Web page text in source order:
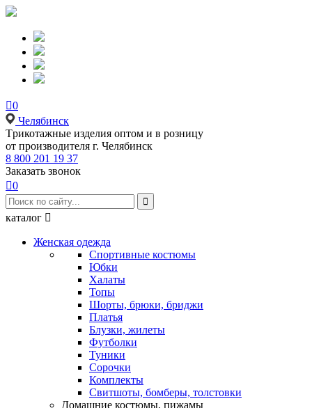
0
Челябинск
Tрикотажные изделия оптом и в розницу
от производителя г. Челябинск
8 800 201 19 37
Заказать звонок
0

каталог 
Женская одежда
Спортивные костюмы
Юбки
Халаты
Топы
Шорты, брюки, бриджи
Платья
Блузки, жилеты
Футболки
Туники
Сорочки
Комплекты
Свитшоты, бомберы, толстовки
Домашние костюмы, пижамы